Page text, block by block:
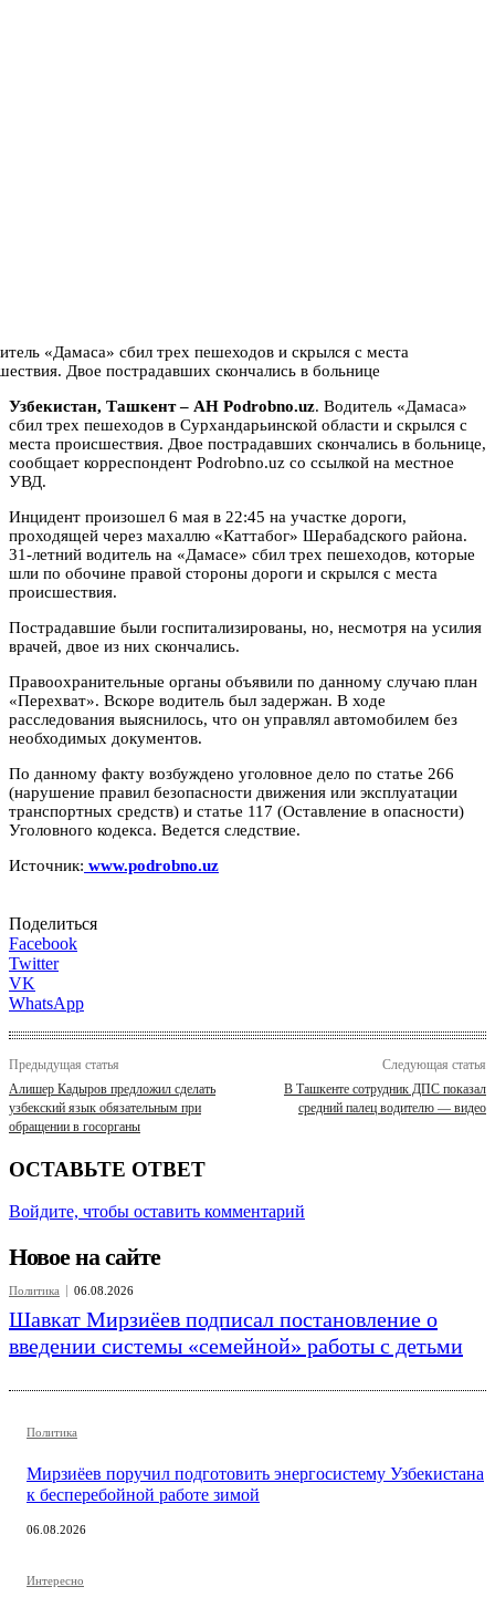
Узбекистан, Ташкент – АН Podrobno.uz. Водитель «Дамаса»
сбил трех пешеходов в Сурхандарьинской области и скрылся с
места происшествия. Двое пострадавших скончались в больнице,
сообщает корреспондент Podrobno.uz со ссылкой на местное
УВД.
Инцидент произошел 6 мая в 22:45 на участке дороги,
проходящей через махаллю «Каттабог» Шерабадского района.
31-летний водитель на «Дамасе» сбил трех пешеходов, которые
шли по обочине правой стороны дороги и скрылся с места
происшествия.
Пострадавшие были госпитализированы, но, несмотря на усилия
врачей, двое из них скончались.
Правоохранительные органы объявили по данному случаю план
«Перехват». Вскоре водитель был задержан. В ходе
расследования выяснилось, что он управлял автомобилем без
необходимых документов.
По данному факту возбуждено уголовное дело по статье 266
(нарушение правил безопасности движения или эксплуатации
транспортных средств) и статье 117 (Оставление в опасности)
Уголовного кодекса. Ведется следствие.
Источник: www.podrobno.uz
Поделиться
Facebook
Twitter
VK
WhatsApp
Предыдущая статья
Алишер Кадыров предложил сделать
узбекский язык обязательным при
обращении в госорганы
Следующая статья
В Ташкенте сотрудник ДПС показал
средний палец водителю — видео
ОСТАВЬТЕ ОТВЕТ
Войдите, чтобы оставить комментарий
Новое на сайте
Политика 06.08.2026
Шавкат Мирзиёев подписал постановление о
введении системы «семейной» работы с детьми
Политика
Мирзиёев поручил подготовить энергосистему Узбекистана
к бесперебойной работе зимой
06.08.2026
Интересно